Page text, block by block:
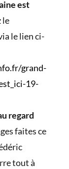
est
le
le lien ci-
grand-
ici-19-
regard
faites ce
tout à